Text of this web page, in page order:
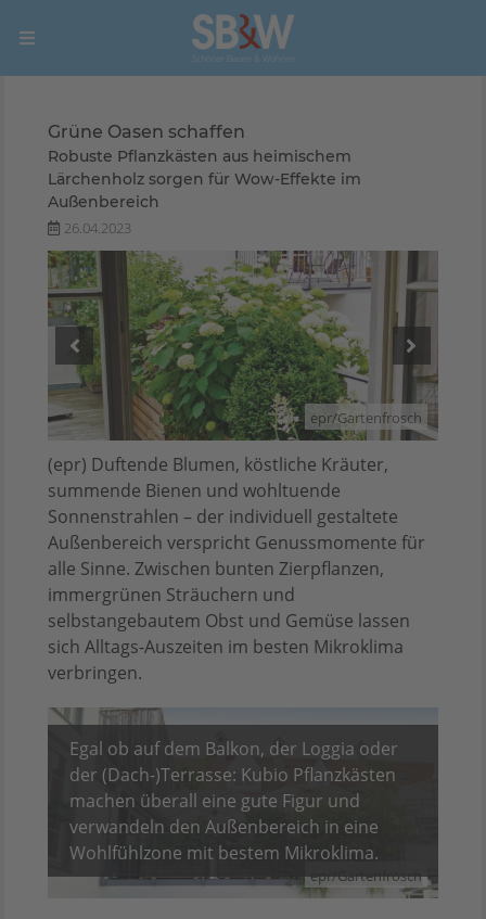
Grüne Oasen schaffen
Robuste Pflanzkästen aus heimischem
Lärchenholz sorgen für Wow-Effekte im
Außenbereich
26.04.2023
epr/Gartenfrosch
(epr) Duftende Blumen, köstliche Kräuter,
summende Bienen und wohltuende
Sonnenstrahlen – der individuell gestaltete
Außenbereich verspricht Genussmomente für
alle Sinne. Zwischen bunten Zierpflanzen,
immergrünen Sträuchern und
selbstangebautem Obst und Gemüse lassen
sich Alltags-Auszeiten im besten Mikroklima
verbringen.
epr/Gartenfrosch
Egal ob auf dem Balkon, der Loggia oder
der (Dach-)Terrasse: Kubio Pflanzkästen
machen überall eine gute Figur und
verwandeln den Außenbereich in eine
Wohlfühlzone mit bestem Mikroklima.